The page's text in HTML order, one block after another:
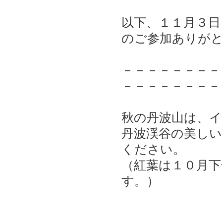
以下、１１月３
のご参加ありが
－－－－－－－
－－－－－－－
秋の丹波山は、
丹波渓谷の美し
ください。
（紅葉は１０月
す。）